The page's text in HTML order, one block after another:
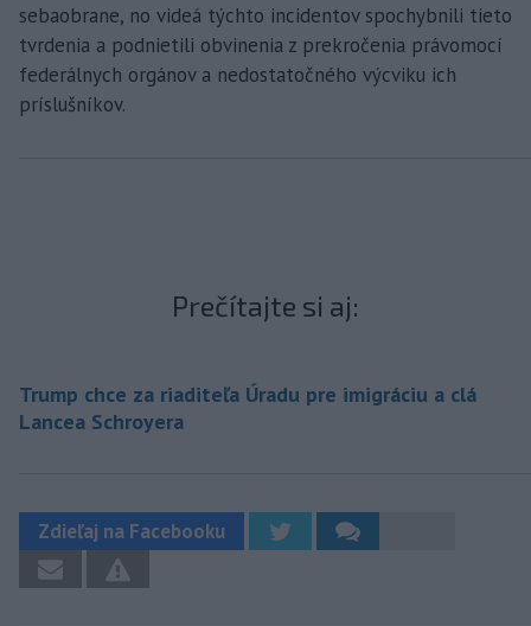
sebaobrane, no videá týchto incidentov spochybnili tieto
tvrdenia a podnietili obvinenia z prekročenia právomocí
federálnych orgánov a nedostatočného výcviku ich
príslušníkov.
Prečítajte si aj:
Trump chce za riaditeľa Úradu pre imigráciu a clá
Lancea Schroyera
Zdieľaj na Facebooku